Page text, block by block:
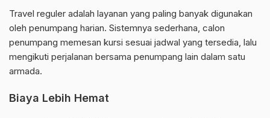
Travel reguler adalah layanan yang paling banyak digunakan
oleh penumpang harian. Sistemnya sederhana, calon
penumpang memesan kursi sesuai jadwal yang tersedia, lalu
mengikuti perjalanan bersama penumpang lain dalam satu
armada.
Biaya Lebih Hemat